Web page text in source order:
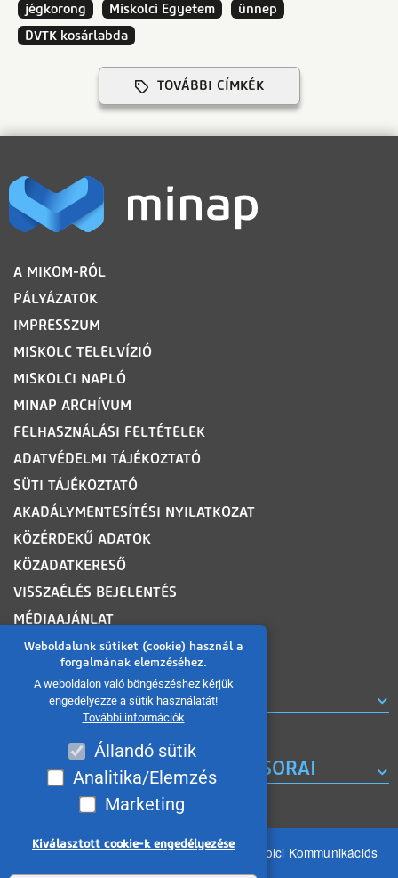
Weboldalunk sütiket (cookie) használ a
forgalmának elemzéséhez.
A weboldalon való böngészéshez kérjük
engedélyezze a sütik használatát!
További információk
Állandó sütik
Analitika/Elemzés
Marketing
Kiválasztott cookie-k engedélyezése
jégkorong
Miskolci Egyetem
ünnep
DVTK kosárlabda
TOVÁBBI CÍMKÉK
LÁBLÉC
A MIKOM-RÓL
PÁLYÁZATOK
IMPRESSZUM
MISKOLC TELELVÍZIÓ
MISKOLCI NAPLÓ
MINAP ARCHÍVUM
FELHASZNÁLÁSI FELTÉTELEK
ADATVÉDELMI TÁJÉKOZTATÓ
SÜTI TÁJÉKOZTATÓ
AKADÁLYMENTESÍTÉSI NYILATKOZAT
KÖZÉRDEKŰ ADATOK
KÖZADATKERESŐ
VISSZAÉLÉS BEJELENTÉS
MÉDIAAJÁNLAT
OLDALTÉRKÉP
ROVATOK
A MISKOLC TV KORÁBBI MŰSORAI
Minden jog fenntartva 2026 © MIKOM Miskolci Kommunikációs
Nonprofit Kft.